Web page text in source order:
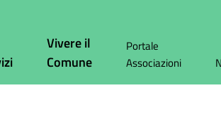
Vivere il
Comune
Portale
Associazioni